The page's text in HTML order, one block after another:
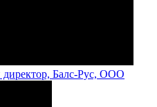
директор, Балс-Рус, ООО